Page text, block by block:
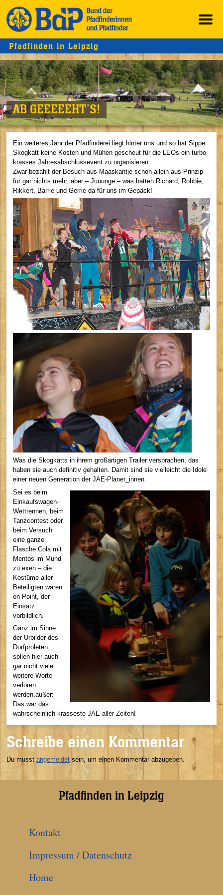
Pfadfinden in Leipzig
AB GEEEEEHT’S!
Ein weiteres Jahr der Pfadfinderei liegt hinter uns und so hat Sippe
Skogkatt keine Kosten und Mühen gescheut für die LEOs ein turbo
krasses Jahresabschlussevent zu organisieren.
Zwar bezahlt der Besuch aus Maaskantje schon allein aus Prinzip
für gar nichts mehr, aber – Juuunge – was hatten Richard, Robbie,
Rikkert, Barrie und Gerrie da für uns im Gepäck!
Was die Skogkatts in ihrem großartigen Trailer versprachen, das
haben sie auch definitiv gehalten. Damit sind sie vielleicht die Idole
einer neuen Generation der JAE-Planer_innen.
Sei es beim
Einkaufswagen-
Wettrennen, beim
Tanzcontest oder
beim Versuch
eine ganze
Flasche Cola mit
Mentos im Mund
zu exen – die
Kostüme aller
Beteiligten waren
on Point, der
Einsatz
vorbildlich.
Ganz im Sinne
der Urbilder des
Dorfproleten
sollen hier auch
gar nicht viele
weitere Worte
verloren
werden,außer:
Das war das
wahrscheinlich krasseste JAE aller Zeiten!
Schreibe einen Kommentar
Du musst angemeldet sein, um einen Kommentar abzugeben.
Pfadfinden in Leipzig
Kontakt
Impressum / Datenschutz
Home